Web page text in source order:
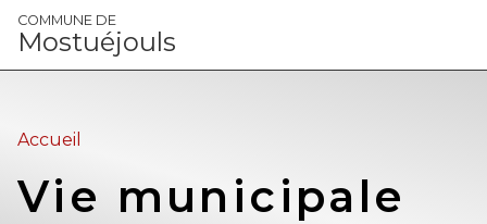
Panneau de gestion des cookies
COMMUNE DE
Mostuéjouls
Accueil
Vie municipale